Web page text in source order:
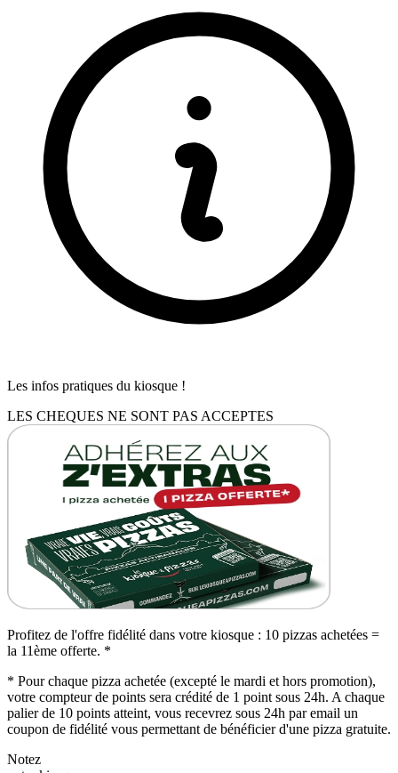
Les infos pratiques du kiosque !
LES CHEQUES NE SONT PAS ACCEPTES
Profitez de l'offre fidélité dans votre kiosque : 10 pizzas achetées =
la 11ème offerte. *
* Pour chaque pizza achetée (excepté le mardi et hors promotion),
votre compteur de points sera crédité de 1 point sous 24h. A chaque
palier de 10 points atteint, vous recevrez sous 24h par email un
coupon de fidélité vous permettant de bénéficier d'une pizza gratuite.
Notez